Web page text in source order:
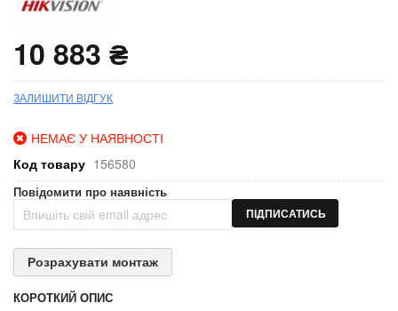
зображень
10 883 ₴
ЗАЛИШИТИ ВІДГУК
НЕМАЄ У НАЯВНОСТІ
Код товару 156580
Повідомити про наявність
ПІДПИСАТИСЬ
Розрахувати монтаж
КОРОТКИЙ ОПИС